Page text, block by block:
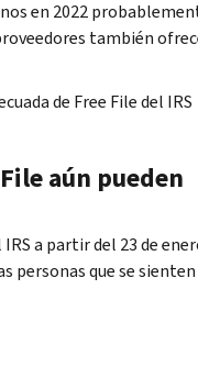
en 2022
también
de Free Filedel IRS
aún pueden
IRS a partir del 23 de
personas que se sienten